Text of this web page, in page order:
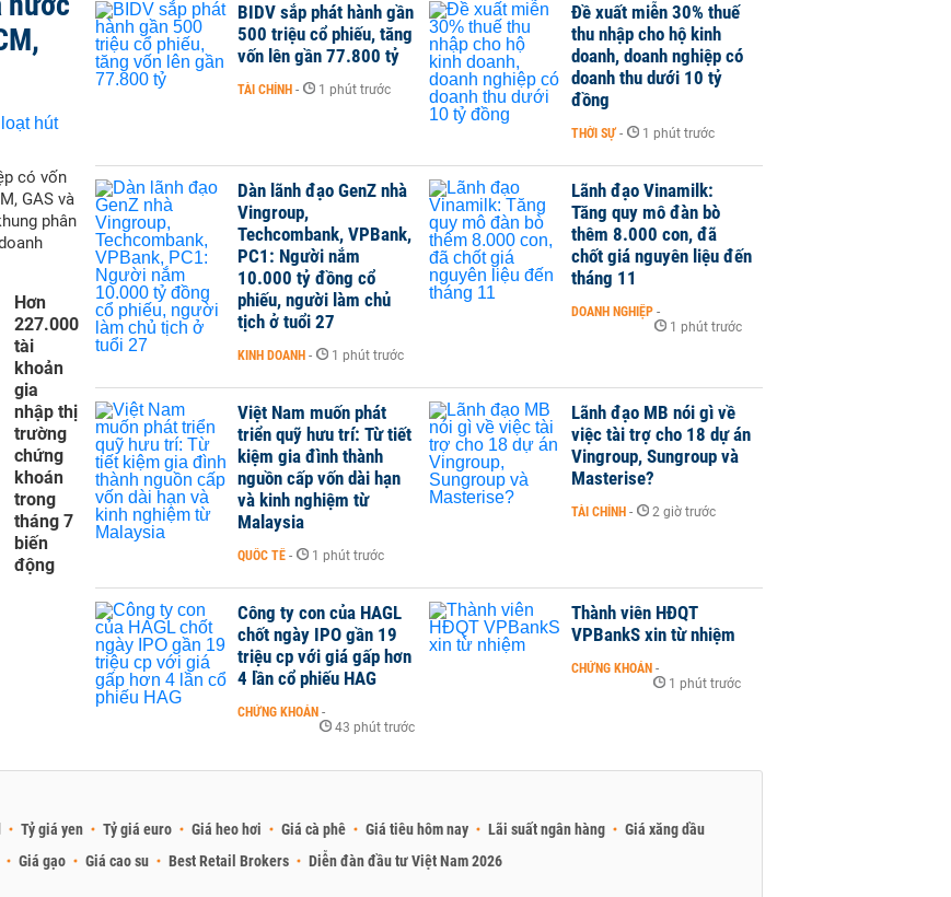
có vốn
GAS và
phân
Hơn
227.000
tài
khoản
gia
nhập thị
trường
chứng
khoán
trong
tháng 7
biến
động
BIDV sắp phát hành gần
500 triệu cổ phiếu, tăng
vốn lên gần 77.800 tỷ
TÀI CHÍNH - 1 phút trước
Đề xuất miễn 30% thuế
thu nhập cho hộ kinh
doanh, doanh nghiệp có
doanh thu dưới 10 tỷ
đồng
THỜI SỰ - 1 phút trước
Dàn lãnh đạo GenZ nhà
Vingroup,
Techcombank, VPBank,
PC1: Người nắm
10.000 tỷ đồng cổ
phiếu, người làm chủ
tịch ở tuổi 27
KINH DOANH - 1 phút trước
Lãnh đạo Vinamilk:
Tăng quy mô đàn bò
thêm 8.000 con, đã
chốt giá nguyên liệu đến
tháng 11
DOANH NGHIỆP -
1 phút trước
Việt Nam muốn phát
triển quỹ hưu trí: Từ tiết
kiệm gia đình thành
nguồn cấp vốn dài hạn
và kinh nghiệm từ
Malaysia
QUỐC TẾ - 1 phút trước
Lãnh đạo MB nói gì về
việc tài trợ cho 18 dự án
Vingroup, Sungroup và
Masterise?
TÀI CHÍNH - 2 giờ trước
Công ty con của HAGL
chốt ngày IPO gần 19
triệu cp với giá gấp hơn
4 lần cổ phiếu HAG
CHỨNG KHOÁN -
43 phút trước
Thành viên HĐQT
VPBankS xin từ nhiệm
CHỨNG KHOÁN -
1 phút trước
Tỷ giá yen Tỷ giá euro Giá heo hơi Giá cà phê Giá tiêu hôm nay Lãi suất ngân hàng
Giá xăng dầu
Giá gạo Giá cao su Best Retail Brokers Diễn đàn đầu tư Việt Nam 2026